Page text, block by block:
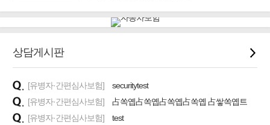
#임플란트, 치아치료보장
#무해지 건강보험
#바뀌기전에 4세대 가입
상담게시판
[유병자·간편심사보험]
securitytest
[유병자·간편심사보험]
占쏙옙占쏙옙占쏙옙占쏙옙 占쌓쏙옙트
[유병자·간편심사보험]
test